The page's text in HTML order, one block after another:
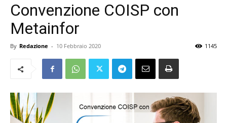
Convenzione COISP con
Metainfor
By Redazione - 10 Febbraio 2020 1145